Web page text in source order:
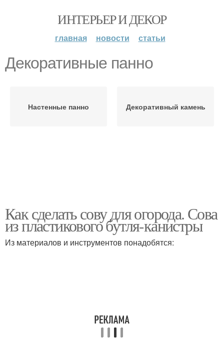
ИНТЕРЬЕР И ДЕКОР
главная новости статьи
Декоративные панно
Настенные панно Декоративный камень
Как сделать сову для огорода. Сова
из пластикового бутля-канистры
Из материалов и инструментов понадобятся: